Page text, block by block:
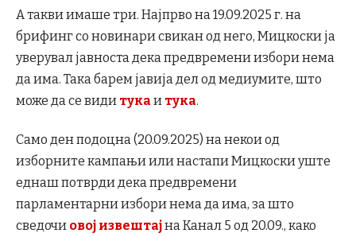
А такви имаше три. Најпрво на 19.09.2025 г. на
брифинг со новинари свикан од него, Мицкоски ја
уверувал јавноста дека предвремени избори нема
да има. Така барем јавија дел од медиумите, што
може да се види тука и тука.
Само ден подоцна (20.09.2025) на некои од
изборните кампањи или настапи Мицкоски уште
еднаш потврди дека предвремени
парламентарни избори нема да има, за што
сведочи овој извештајна Канал 5 од 20.09., како